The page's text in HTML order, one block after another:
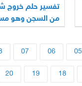
تفسير حلم
من السجن وهو
05
06
07
18
19
20